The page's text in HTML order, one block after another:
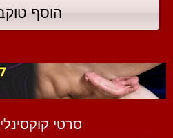
הוסף
סרטי